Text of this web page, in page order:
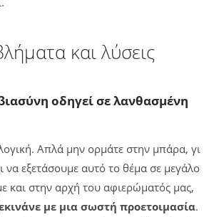
και λύσεις
οδηγεί σε λανθασμένη
Απλά μην ορμάτε στην μπάρα, γι
να εξετάσουμε αυτό το θέμα σε μεγάλο
και στην αρχή του αφιερώματός μας,
με μια σωστή προετοιμασία.